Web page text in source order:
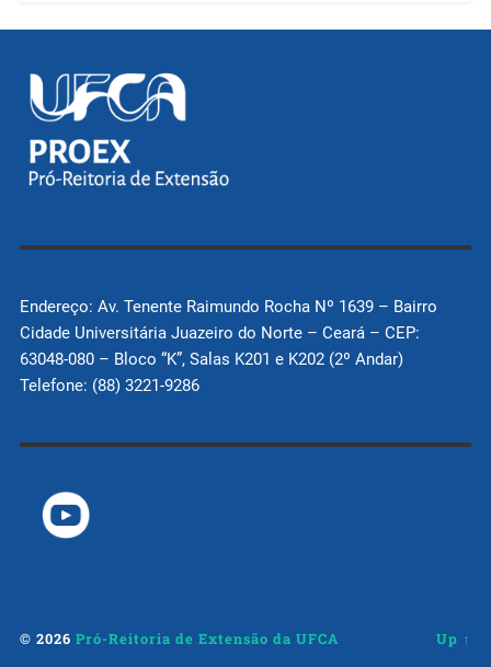
Endereço: Av. Tenente Raimundo Rocha Nº 1639 – Bairro
Cidade Universitária Juazeiro do Norte – Ceará – CEP:
63048-080 – Bloco “K”, Salas K201 e K202 (2º Andar)
Telefone: (88) 3221-9286
© 2026 Pró-Reitoria de Extensão da UFCA Up ↑